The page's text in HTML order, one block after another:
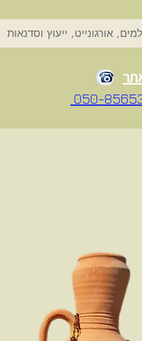
אורגונייט, ייעוץ וסדנאות
050-